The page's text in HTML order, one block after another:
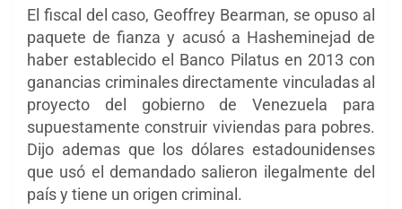
El fiscal del caso, Geoffrey Bearman, se opuso al
paquete de fianza y acusó a Hasheminejad de
haber establecido el Banco Pilatus en 2013 con
ganancias criminales directamente vinculadas al
proyecto del gobierno de Venezuela para
supuestamente construir viviendas para pobres.
Dijo ademas que los dólares estadounidenses
que usó el demandado salieron ilegalmente del
país y tiene un origen criminal.